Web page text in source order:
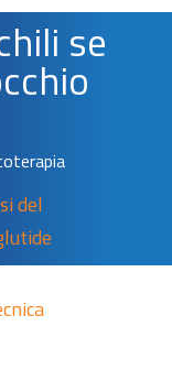
se
del